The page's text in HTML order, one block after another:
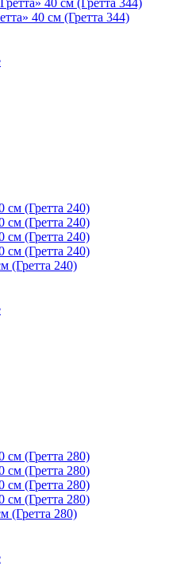
40 см (Гретта 344)
(Гретта 240)
(Гретта 280)